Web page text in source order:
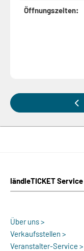
Öffnungszeiten:
ländleTICKET Service
Über uns >
Verkaufsstellen >
Veranstalter-Service >